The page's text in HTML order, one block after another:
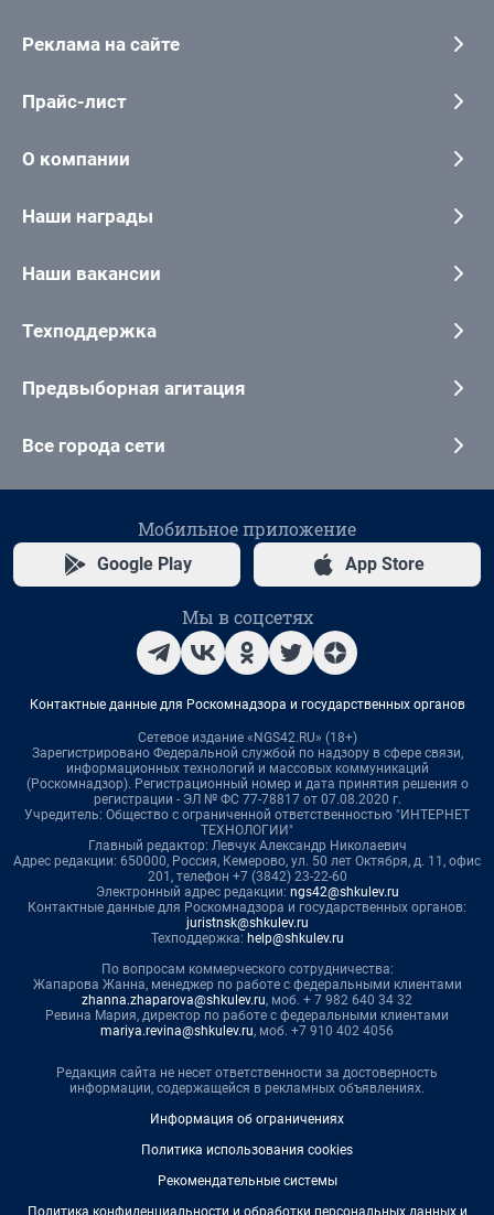
Реклама на сайте
Прайс-лист
О компании
Наши награды
Наши вакансии
Техподдержка
Предвыборная агитация
Все города сети
Мобильное приложение
Google Play App Store
Мы в соцсетях
Контактные данные для Роскомнадзора и государственных органов
Сетевое издание «NGS42.RU» (18+)
Зарегистрировано Федеральной службой по надзору в сфере связи,
информационных технологий и массовых коммуникаций
(Роскомнадзор). Регистрационный номер и дата принятия решения о
регистрации - ЭЛ № ФС 77-78817 от 07.08.2020 г.
Учредитель: Общество с ограниченной ответственностью "ИНТЕРНЕТ
ТЕХНОЛОГИИ"
Главный редактор: Левчук Александр Николаевич
Адрес редакции: 650000, Россия, Кемерово, ул. 50 лет Октября, д. 11, офис
201, телефон +7 (3842) 23-22-60
Электронный адрес редакции: ngs42@shkulev.ru
Контактные данные для Роскомнадзора и государственных органов:
juristnsk@shkulev.ru
Техподдержка: help@shkulev.ru
По вопросам коммерческого сотрудничества:
Жапарова Жанна, менеджер по работе с федеральными клиентами
zhanna.zhaparova@shkulev.ru, моб. + 7 982 640 34 32
Ревина Мария, директор по работе с федеральными клиентами
mariya.revina@shkulev.ru, моб. +7 910 402 4056
Редакция сайта не несет ответственности за достоверность
информации, содержащейся в рекламных объявлениях.
Информация об ограничениях
Политика использования cookies
Рекомендательные системы